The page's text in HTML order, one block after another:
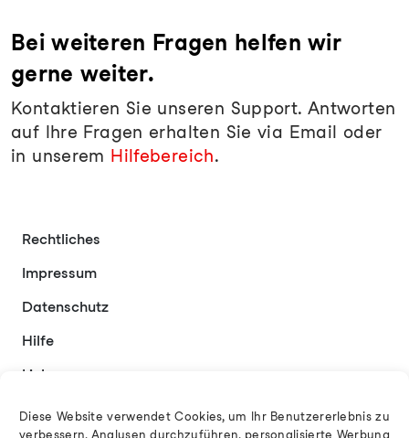
Bei weiteren Fragen helfen wir
gerne weiter.
Kontaktieren Sie unseren Support. Antworten
auf Ihre Fragen erhalten Sie via Email oder
in unserem Hilfebereich.
Rechtliches
Impressum
Datenschutz
Hilfe
Links
Kontakt
Diese Website verwendet Cookies, um Ihr Benutzererlebnis zu
verbessern, Analysen durchzuführen, personalisierte Werbung